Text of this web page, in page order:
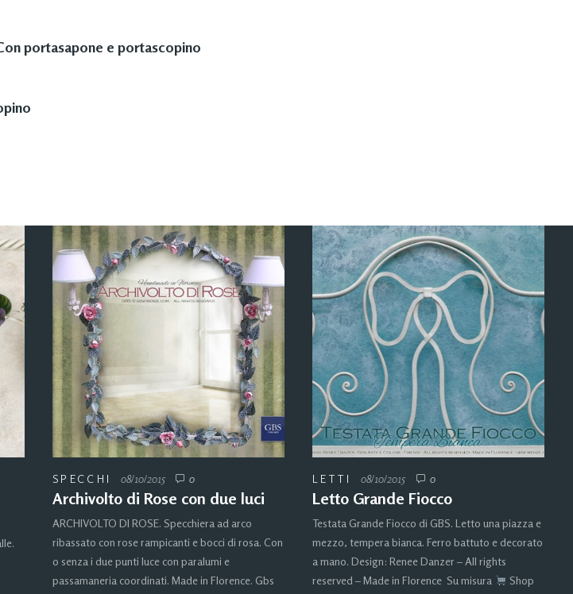
portasapone e portascopino
SPECCHI 08/10/2015 0
Archivolto di Rose con due luci
ARCHIVOLTO DI ROSE. Specchiera ad arco
ribassato con rose rampicanti e bocci di rosa. Con
o senza i due punti luce con paralumi e
passamaneria coordinati. Made in Florence. Gbs
LETTI 08/10/2015 0
Letto Grande Fiocco
Testata Grande Fiocco di GBS. Letto una piazza e
mezzo, tempera bianca. Ferro battuto e decorato
a mano. Design: Renee Danzer – All rights
reserved – Made in Florence Su misura
Shop